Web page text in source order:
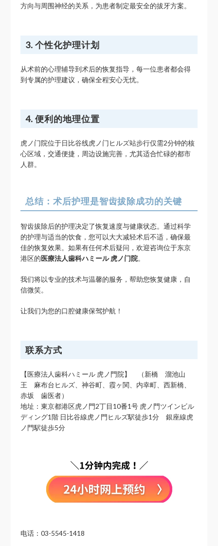
方向与周围神经的关系，为患者制定最安全的拔牙方案。
3. 个性化护理计划
从术前的心理辅导到术后的恢复指导，每一位患者都会得
到专属的护理建议，确保全程安心无忧。
4. 便利的地理位置
虎ノ门院位于日比谷线虎ノ门ヒルズ站步行仅需2分钟的核
心区域，交通便捷，周边设施完善，尤其适合忙碌的都市
人群。
总结：术后护理是智齿拔除成功的关键
智齿拔除后的护理决定了恢复速度与健康状态。通过科学
的护理与适当的饮食，您可以大大减轻术后不适，确保最
佳的恢复效果。如果有任何术后疑问，欢迎咨询位于东京
港区的医療法人歯科ハミール 虎ノ门院。
我们将以专业的技术与温馨的服务，帮助您恢复健康，自
信微笑。
让我们为您的口腔健康保驾护航！
联系方式
【医療法人歯科ハミール 虎ノ門院】 （新橋 溜池山
王 麻布台ヒルズ、神谷町、霞ヶ関、内幸町、西新橋、
赤坂 歯医者）
地址：東京都港区虎ノ門2丁目10番1号 虎ノ門ツインビル
ディング1階 日比谷線虎ノ門ヒルズ駅徒歩1分 銀座線虎
ノ門駅徒歩5分
电话：03-5545-1418